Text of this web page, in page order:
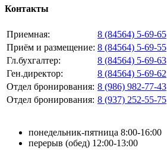
Контакты
Приемная:
8 (84564) 5-69-65
Приём и размещение: 8 (84564) 5-69-55
Гл.бухгалтер:
8 (84564) 5-69-63
Ген.директор:
8 (84564) 5-69-62
Отдел бронирования: 8 (986) 982-77-43
Отдел бронирования: 8 (937) 252-55-75
понедельник-пятница 8:00-16:00
перерыв (обед) 12:00-13:00